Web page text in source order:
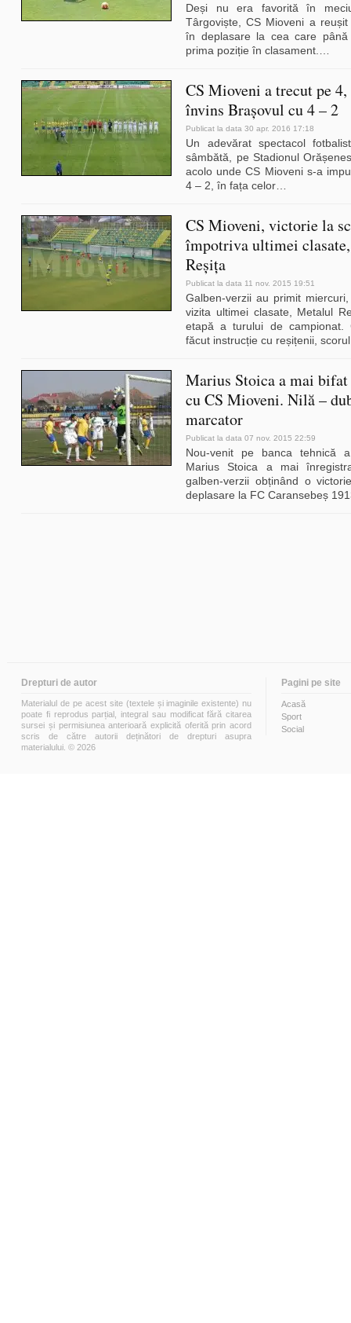
Deși nu era favorită în
Târgoviște, CS Mioveni a
în deplasare la cea care până
prima poziție în clasament.
CS Mioveni a trecut pe 4,
învins Brașovul cu 4 – 2
Publicat la data 30 apr. 2016 17:18
Un adevărat spectacol
sâmbătă, pe Stadionul
acolo unde CS Mioveni s-a
4 – 2, în fața celor
CS Mioveni, victorie la
împotriva ultimei
Reșița
Publicat la data 11 nov. 2015 19:51
Galben-verzii au primit
vizita ultimei clasate, Metalul
etapă a turului de campionat.
făcut instrucție cu reșițenii,
Marius Stoica a mai
cu CS Mioveni. Nilă –
marcator
Publicat la data 07 nov. 2015 22:59
Nou-venit pe banca tehnică
Marius Stoica a mai
galben-verzii obținând o
deplasare la FC Caransebeș
Drepturi de autor
Materialul de pe acest site (textele și imaginile existente) nu
poate fi reprodus parțial, integral sau modificat fără citarea
sursei și permisiunea anterioară explicită oferită prin acord
scris de către autorii deținători de drepturi asupra
materialului. © 2026
Pagini pe site
Acasă
Sport
Social